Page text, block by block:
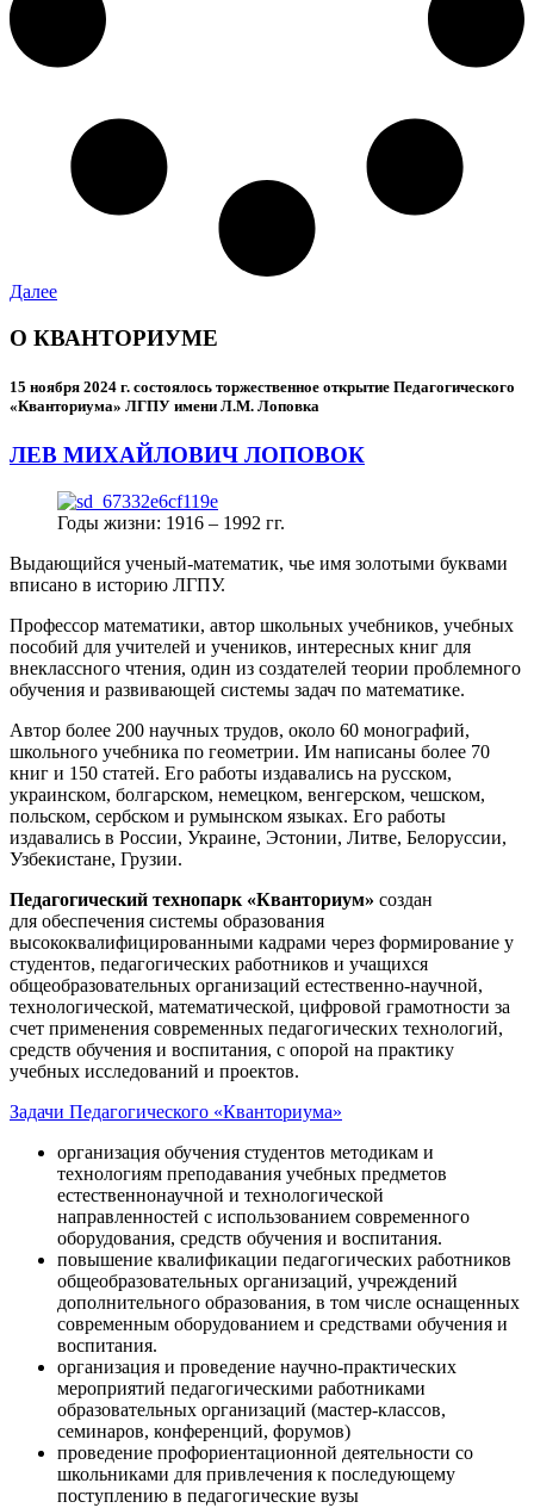
Далее
О КВАНТОРИУМЕ
15 ноября 2024 г. состоялось торжественное открытие Педагогического
«Кванториума» ЛГПУ имени Л.М. Лоповка
ЛЕВ МИХАЙЛОВИЧ ЛОПОВОК
Годы жизни: 1916 – 1992 гг.
Выдающийся ученый-математик, чье имя золотыми буквами
вписано в историю ЛГПУ.
Профессор математики, автор школьных учебников, учебных
пособий для учителей и учеников, интересных книг для
внеклассного чтения, один из создателей теории проблемного
обучения и развивающей системы задач по математике.
Автор более 200 научных трудов, около 60 монографий,
школьного учебника по геометрии. Им написаны более 70
книг и 150 статей. Его работы издавались на русском,
украинском, болгарском, немецком, венгерском, чешском,
польском, сербском и румынском языках. Его работы
издавались в России, Украине, Эстонии, Литве, Белоруссии,
Узбекистане, Грузии.
Педагогический технопарк «Кванториум» создан
для обеспечения системы образования
высококвалифицированными кадрами через формирование у
студентов, педагогических работников и учащихся
общеобразовательных организаций естественно-научной,
технологической, математической, цифровой грамотности за
счет применения современных педагогических технологий,
средств обучения и воспитания, с опорой на практику
учебных исследований и проектов.
Задачи Педагогического «Кванториума»
организация обучения студентов методикам и
технологиям преподавания учебных предметов
естественнонаучной и технологической
направленностей с использованием современного
оборудования, средств обучения и воспитания.
повышение квалификации педагогических работников
общеобразовательных организаций, учреждений
дополнительного образования, в том числе оснащенных
современным оборудованием и средствами обучения и
воспитания.
организация и проведение научно-практических
мероприятий педагогическими работниками
образовательных организаций (мастер-классов,
семинаров, конференций, форумов)
проведение профориентационной деятельности со
школьниками для привлечения к последующему
поступлению в педагогические вузы